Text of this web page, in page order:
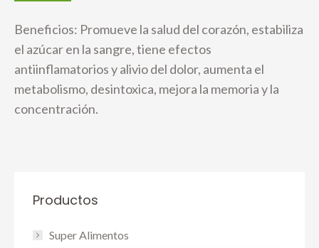
Beneficios: Promueve la salud del corazón, estabiliza
el azúcar en la sangre, tiene efectos
antiinflamatorios y alivio del dolor, aumenta el
metabolismo, desintoxica, mejora la memoria y la
concentración.
Productos
Super Alimentos